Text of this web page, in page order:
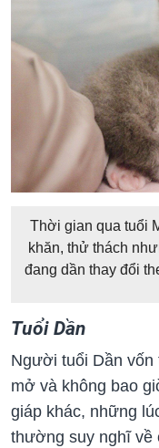
Thời gian qua tuổi
khăn, thử thách
đang dần thay đổi
Tuổi Dần
Người tuổi Dần
mở và không bao
giáp khác, những
thường suy nghĩ về